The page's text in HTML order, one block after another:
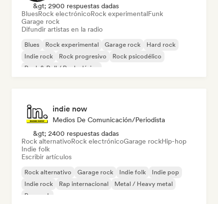
&gt; 2900 respuestas dadas
BluesRock electrónicoRock experimentalFunk
Garage rock
Difundir artistas en la radio
Blues Rock experimental Garage rock
Hard rock
Indie rock
Rock progresivo
Rock psicodélico
Rock & Roll / Rock clásico
indie now
Medios De Comunicación/Periodista
&gt; 2400 respuestas dadas
Rock alternativoRock electrónicoGarage rockHip-hop
Indie folk
Escribir artículos
Rock alternativo Garage rock Indie folk
Indie pop
Indie rock
Rap internacional
Metal / Heavy metal
Pop rock